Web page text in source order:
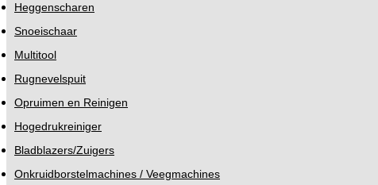
Heggenscharen
Snoeischaar
Multitool
Rugnevelspuit
Opruimen en Reinigen
Hogedrukreiniger
Bladblazers/Zuigers
Onkruidborstelmachines / Veegmachines